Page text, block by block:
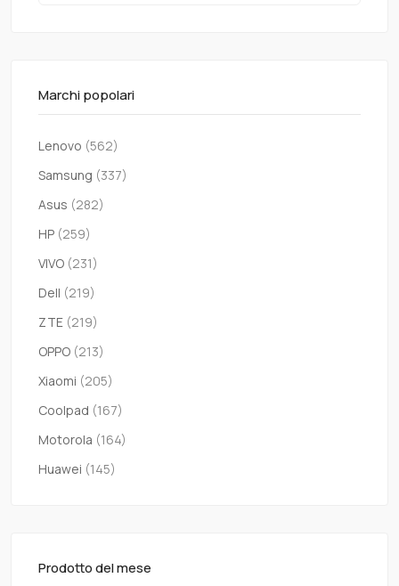
Marchi popolari
Lenovo (562)
Samsung (337)
Asus (282)
HP (259)
VIVO (231)
Dell (219)
ZTE (219)
OPPO (213)
Xiaomi (205)
Coolpad (167)
Motorola (164)
Huawei (145)
Prodotto del mese